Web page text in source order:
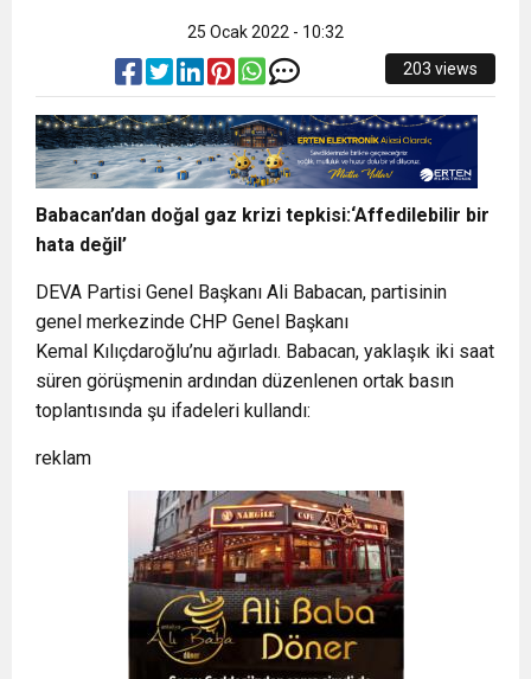
25 Ocak 2022 - 10:32
203 views
Babacan’dan doğal gaz krizi tepkisi:‘Affedilebilir bir
hata değil’
DEVA Partisi Genel Başkanı Ali Babacan, partisinin
genel merkezinde CHP Genel Başkanı
Kemal Kılıçdaroğlu’nu ağırladı. Babacan, yaklaşık iki saat
süren görüşmenin ardından düzenlenen ortak basın
toplantısında şu ifadeleri kullandı:
reklam